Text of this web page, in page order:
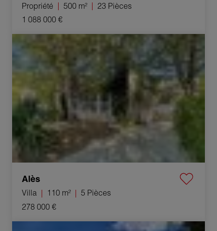
Propriété 500 m²
23 Pièces
1 088 000 €
Vente Villa Alès 5 Pièces 110 m²
Alès
Villa 110 m²
5 Pièces
278 000 €
Vente Villa Saint-Privat-des-Vieux 5 Pièces 130 m²